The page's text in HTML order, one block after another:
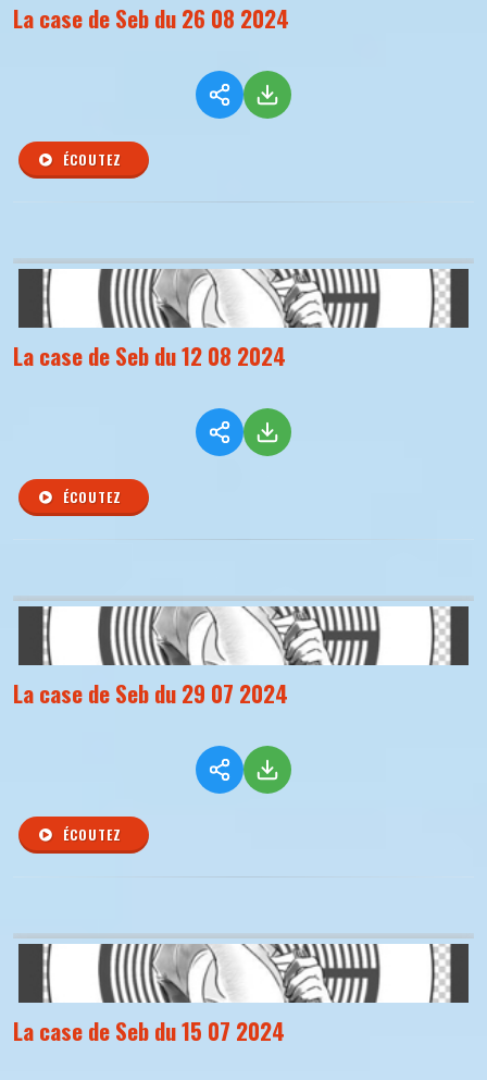
La case de Seb du 26 08 2024
ÉCOUTEZ
La case de Seb du 12 08 2024
ÉCOUTEZ
La case de Seb du 29 07 2024
ÉCOUTEZ
La case de Seb du 15 07 2024